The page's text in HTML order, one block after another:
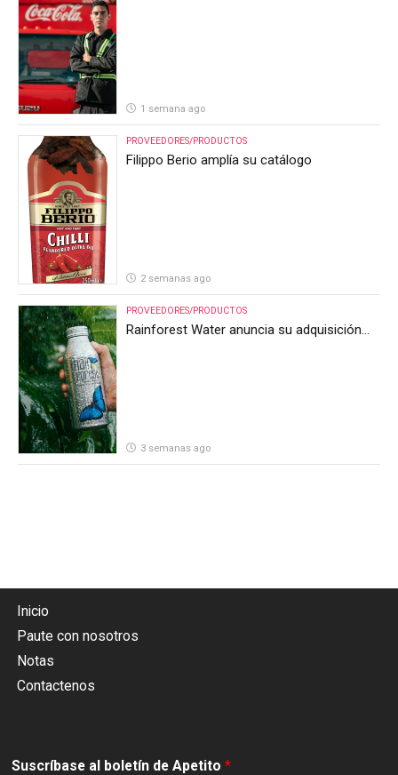
1 semana ago
PROVEEDORES/PRODUCTOS
Filippo Berio amplía su catálogo
2 semanas ago
PROVEEDORES/PRODUCTOS
Rainforest Water anuncia su adquisición
3 semanas ago
Inicio
Paute con nosotros
Notas
Contactenos
Suscríbase al boletín de Apetito *